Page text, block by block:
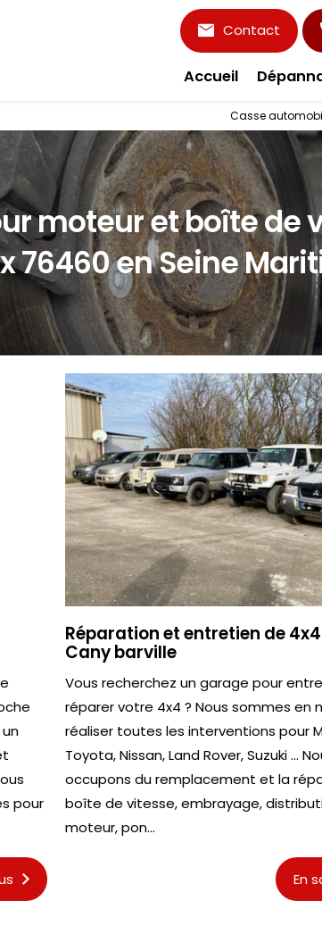
Contact
Accueil
Casse
moteur et boîte de
en Seine
pour
Réparation et entretien de
Cany barville
Vous recherchez un garage pour
réparer votre 4x4 ? Nous sommes en
réaliser toutes les interventions pour
Toyota, Nissan, Land Rover, Suzuki ...
occupons du remplacement et la
boîte de vitesse, embrayage,
moteur, pon...
En